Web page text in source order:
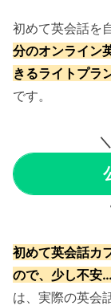
初めて英会話を
分のオンライン
きるライトプラ
です。
＼
初めて英会話カ
ので、少し不安…
は、実際の英会